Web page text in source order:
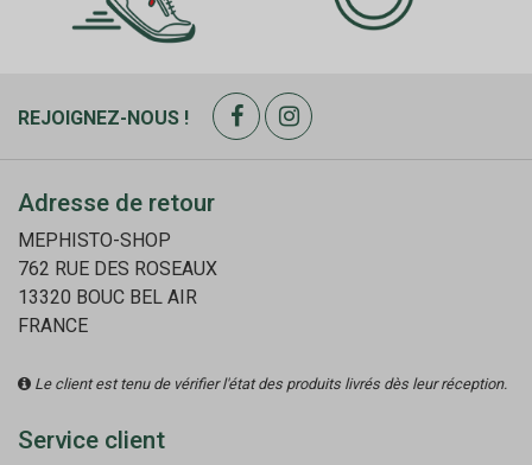
REJOIGNEZ-NOUS !
Adresse de retour
MEPHISTO-SHOP
762 RUE DES ROSEAUX
13320 BOUC BEL AIR
FRANCE
Le client est tenu de vérifier l'état des produits livrés dès leur réception.
Service client